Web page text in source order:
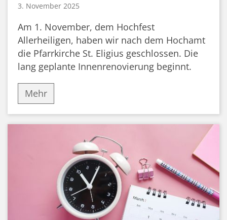
3. November 2025
Am 1. November, dem Hochfest
Allerheiligen, haben wir nach dem Hochamt
die Pfarrkirche St. Eligius geschlossen. Die
lang geplante Innenrenovierung beginnt.
Mehr